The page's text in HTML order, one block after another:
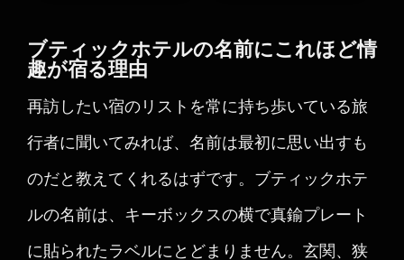
ブティックホテルの名前にこれほど情
趣が宿る理由
再訪したい宿のリストを常に持ち歩いている旅
行者に聞いてみれば、名前は最初に思い出すも
のだと教えてくれるはずです。ブティックホテ
ルの名前は、キーボックスの横で真鍮プレート
に貼られたラベルにとどまりません。玄関、狭